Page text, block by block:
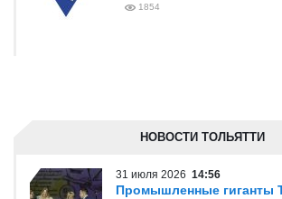
1854
НОВОСТИ ТОЛЬЯТТИ
31 июля 2026 14:56
Промышленные гиганты